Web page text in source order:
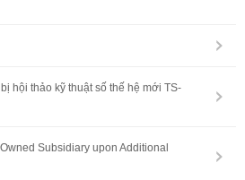
hội thảo kỹ thuật số thế hệ mới TS-
Subsidiary upon Additional